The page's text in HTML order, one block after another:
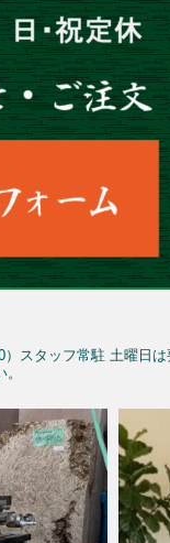
）スタッフ常駐 土曜日は